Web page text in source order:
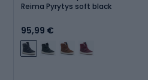
Reima Pyrytys soft black
95,99 €